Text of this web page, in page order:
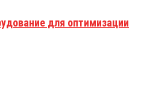
для оптимизации